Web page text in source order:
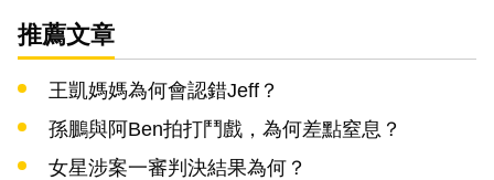
推薦文章
王凱媽媽為何會認錯Jeff？
孫鵬與阿Ben拍打鬥戲，為何差點窒息？
女星涉案一審判決結果為何？